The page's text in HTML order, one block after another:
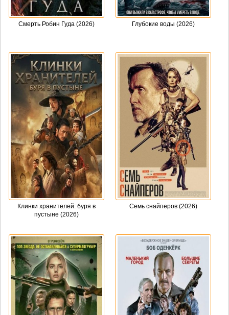
Смерть Робин Гуда (2026) Глубокие воды (2026)
Клинки хранителей: буря в
пустыне (2026)
Семь снайперов (2026)